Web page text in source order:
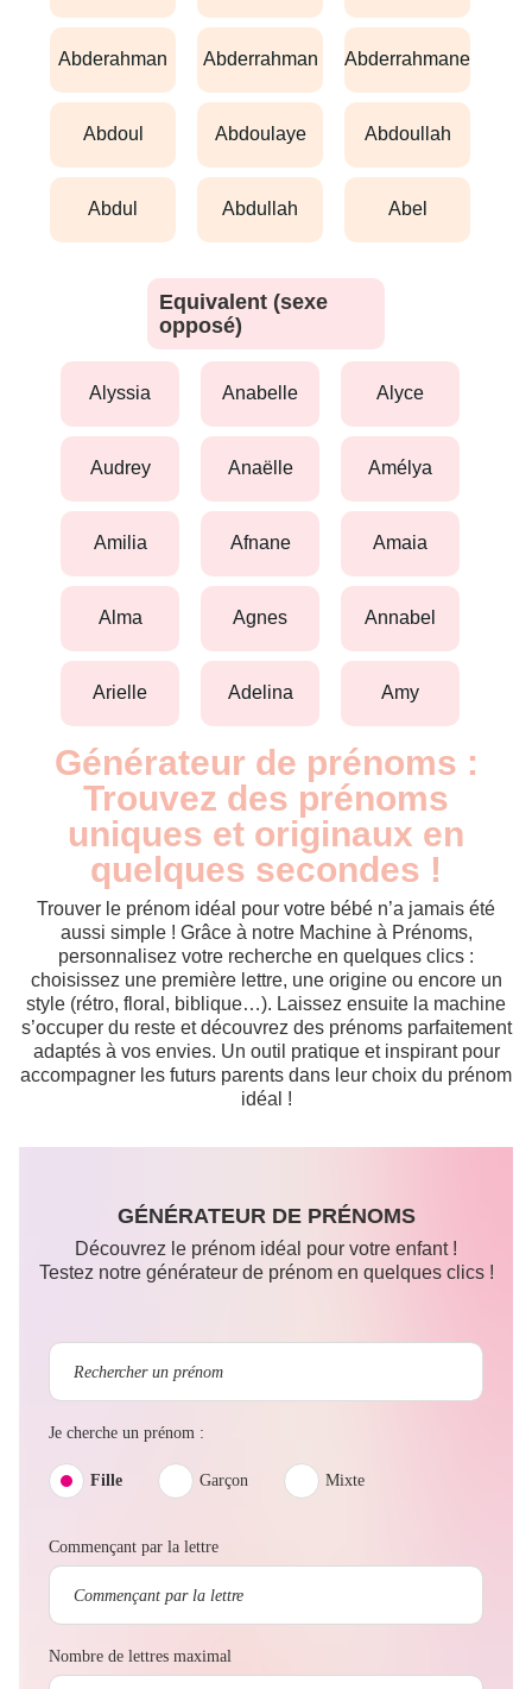
abderahman abderrahman abderrahmane
abdoul abdoulaye abdoullah
abdul abdullah abel
Equivalent (sexe
opposé)
alyssia anabelle alyce
audrey anaëlle amélya
amilia afnane amaia
alma agnes annabel
arielle adelina amy
Générateur de prénoms :
Trouvez des prénoms
uniques et originaux en
quelques secondes !
Trouver le prénom idéal pour votre bébé n’a jamais été
aussi simple ! Grâce à notre Machine à Prénoms,
personnalisez votre recherche en quelques clics :
choisissez une première lettre, une origine ou encore un
style (rétro, floral, biblique…). Laissez ensuite la machine
s’occuper du reste et découvrez des prénoms parfaitement
adaptés à vos envies. Un outil pratique et inspirant pour
accompagner les futurs parents dans leur choix du prénom
idéal !
GÉNÉRATEUR DE PRÉNOMS
Découvrez le prénom idéal pour votre enfant !
Testez notre générateur de prénom en quelques clics !
Je cherche un prénom :
Fille Garçon Mixte
Commençant par la lettre
Nombre de lettres maximal